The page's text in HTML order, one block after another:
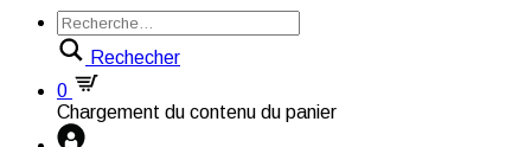
Rechecher
0
Chargement du contenu du panier